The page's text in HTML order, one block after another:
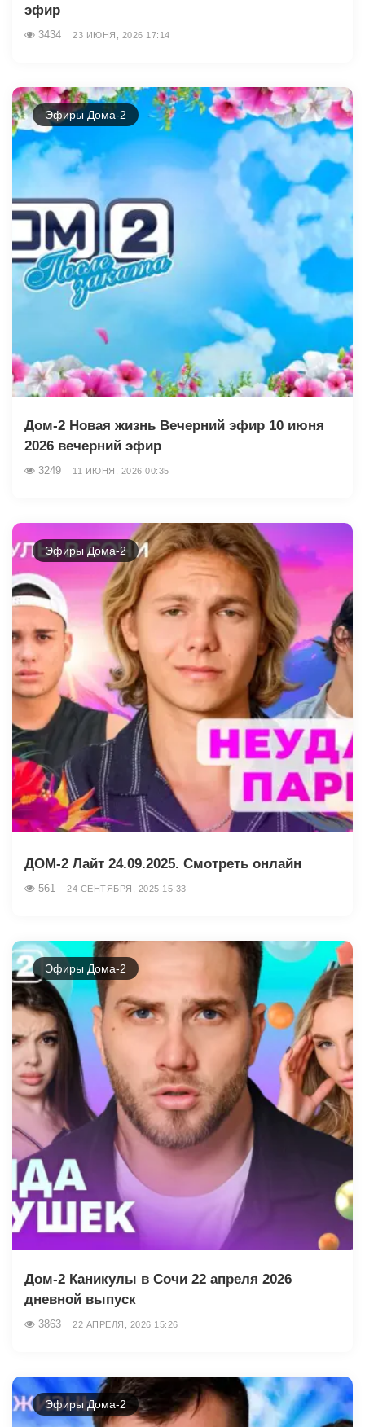
эфир
3434 23 ИЮНЯ, 2026 17:14
Эфиры Дома-2
Дом-2 Новая жизнь Вечерний эфир 10 июня
2026 вечерний эфир
3249 11 ИЮНЯ, 2026 00:35
Эфиры Дома-2
ДОМ-2 Лайт 24.09.2025. Смотреть онлайн
561 24 СЕНТЯБРЯ, 2025 15:33
Эфиры Дома-2
Дом-2 Каникулы в Сочи 22 апреля 2026
дневной выпуск
3863 22 АПРЕЛЯ, 2026 15:26
Эфиры Дома-2